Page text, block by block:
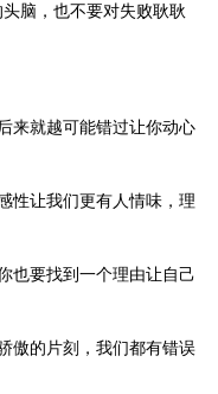
脑，也不要对失败耿耿
来就越可能错过让你动心
性让我们更有人情味，理
也要找到一个理由让自己
傲的片刻，我们都有错误